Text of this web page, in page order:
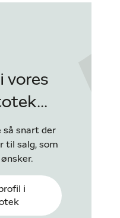
vores
så snart der
til salg, som
i